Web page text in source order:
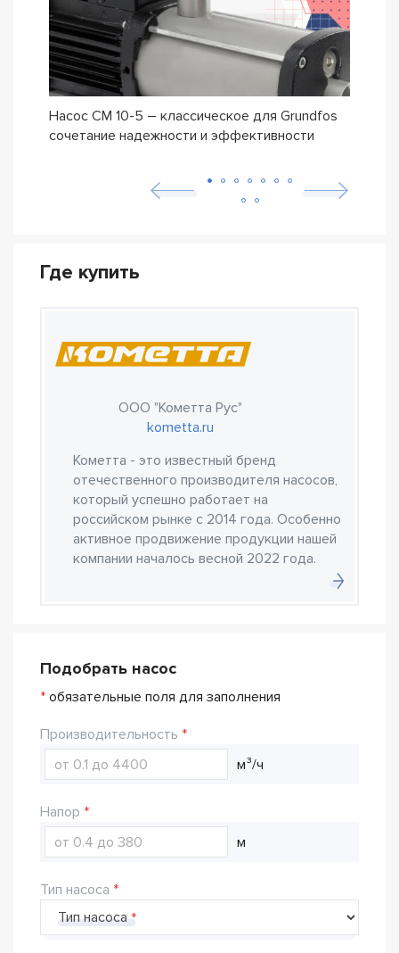
Насос CM 10-5 – классическое для Grundfos
сочетание надежности и эффективности
Где купить
ООО "Кометта Рус"
kometta.ru
Кометта - это известный бренд
отечественного производителя насосов,
который успешно работает на
российском рынке с 2014 года. Особенно
активное продвижение продукции нашей
компании началось весной 2022 года.
Подобрать насос
* обязательные поля для заполнения
Производительность
м³/ч
Напор
м
Тип насоса
Тип насоса